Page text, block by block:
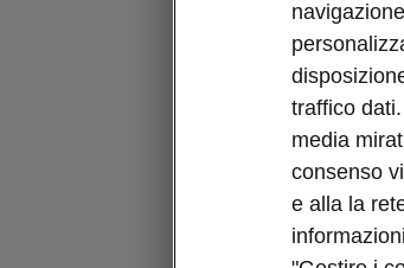
traffico
media
consenso
e alla la